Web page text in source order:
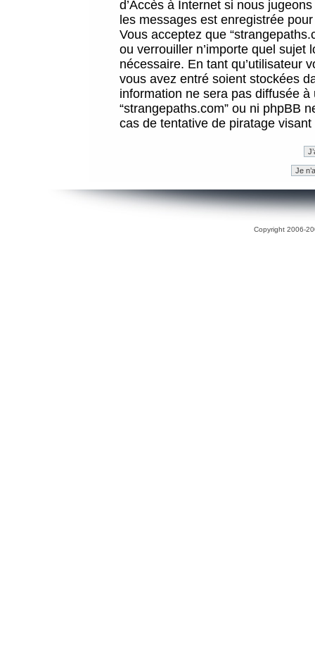
d’Accès à Internet si nous
les messages est enregistrée
Vous acceptez que
ou verrouiller n’importe quel sujet
nécessaire. En tant qu’utilisateur
vous avez entré soient stockées
information ne sera pas diffusée
“strangepaths.com” ou ni phpBB
cas de tentative de piratage
Copyright 2006-